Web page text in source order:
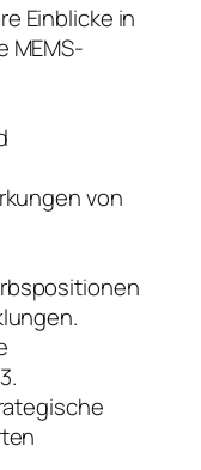
Einblicke in
MEMS-
von